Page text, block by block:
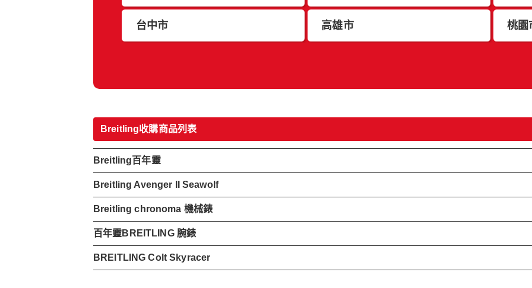
台中市 高雄市 桃園
Breitling收購商品列表
Breitling百年靈
Breitling Avenger II Seawolf
Breitling chronoma 機械錶
百年靈BREITLING 腕錶
BREITLING Colt Skyracer